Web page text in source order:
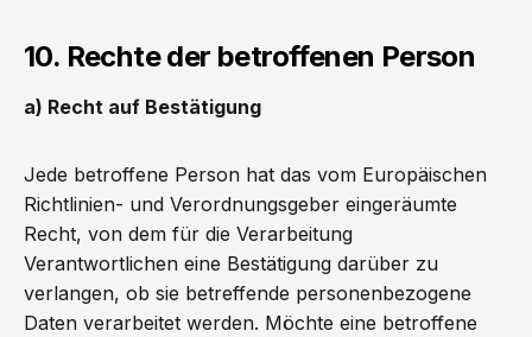
10. Rechte der betroffenen Person
a) Recht auf Bestätigung
Jede betroffene Person hat das vom Europäischen
Richtlinien- und Verordnungsgeber eingeräumte
Recht, von dem für die Verarbeitung
Verantwortlichen eine Bestätigung darüber zu
verlangen, ob sie betreffende personenbezogene
Daten verarbeitet werden. Möchte eine betroffene